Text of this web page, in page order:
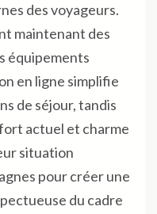
des voyageurs.
maintenant des
équipements
en ligne simplifie
de séjour, tandis
actuel et charme
situation
pour créer une
du cadre